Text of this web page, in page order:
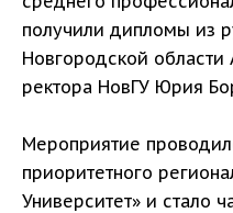
получили дипломы из
Новгородской
ректора НовГУ Юрия
Мероприятие
приоритетного
Университет» и стало